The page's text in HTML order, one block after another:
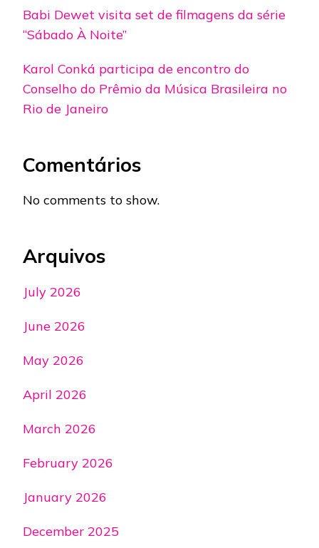
Babi Dewet visita set de filmagens da série
“Sábado À Noite”
Karol Conká participa de encontro do
Conselho do Prêmio da Música Brasileira no
Rio de Janeiro
Comentários
No comments to show.
Arquivos
July 2026
June 2026
May 2026
April 2026
March 2026
February 2026
January 2026
December 2025